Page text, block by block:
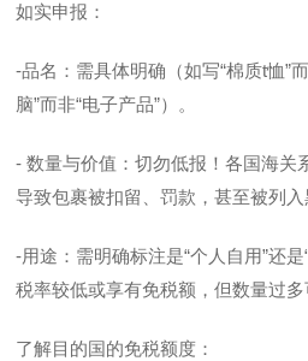
如实申报：
-品名：需具体明确（如写“棉质t恤”
脑”而非“电子产品”）。
- 数量与价值：切勿低报！各国海关
导致包裹被扣留、罚款，甚至被列入
-用途：需明确标注是“个人自用”还
税率较低或享有免税额，但数量过多
了解目的国的免税额度：